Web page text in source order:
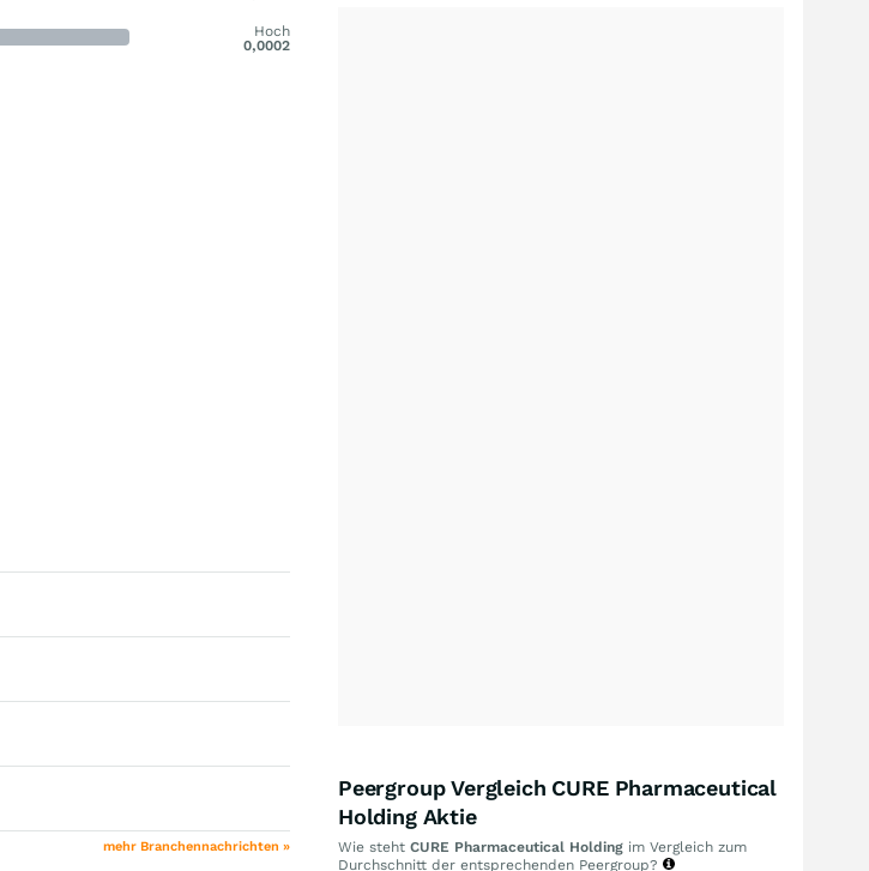
Hoch
0,0002
mehr Branchennachrichten »
Peergroup Vergleich CURE Pharmaceutical
Holding Aktie
Wie steht CURE Pharmaceutical Holding im Vergleich zum
Durchschnitt der entsprechenden Peergroup?